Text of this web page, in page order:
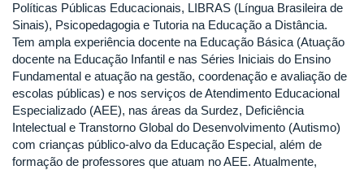
Políticas Públicas Educacionais, LIBRAS (Língua Brasileira de
Sinais), Psicopedagogia e Tutoria na Educação a Distância.
Tem ampla experiência docente na Educação Básica (Atuação
docente na Educação Infantil e nas Séries Iniciais do Ensino
Fundamental e atuação na gestão, coordenação e avaliação de
escolas públicas) e nos serviços de Atendimento Educacional
Especializado (AEE), nas áreas da Surdez, Deficiência
Intelectual e Transtorno Global do Desenvolvimento (Autismo)
com crianças público-alvo da Educação Especial, além de
formação de professores que atuam no AEE. Atualmente,